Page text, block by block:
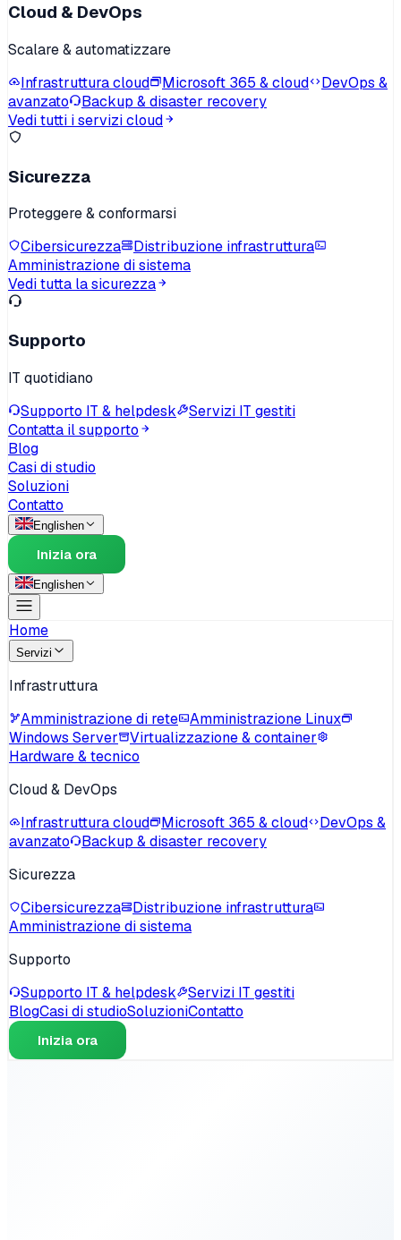
Cloud & DevOps
Scalare & automatizzare
Infrastruttura cloud
Microsoft 365 & cloud
DevOps &
avanzato
Backup & disaster recovery
Vedi tutti i servizi cloud
Sicurezza
Proteggere & conformarsi
Cibersicurezza
Distribuzione infrastruttura
Amministrazione di sistema
Vedi tutta la sicurezza
Supporto
IT quotidiano
Supporto IT & helpdesk
Servizi IT gestiti
Contatta il supporto
Blog
Casi di studio
Soluzioni
Contatto
Englishen
Inizia ora
Englishen
Home
Servizi
Infrastruttura
Amministrazione di rete
Amministrazione Linux
Windows Server
Virtualizzazione & container
Hardware & tecnico
Cloud & DevOps
Infrastruttura cloud
Microsoft 365 & cloud
DevOps &
avanzato
Backup & disaster recovery
Sicurezza
Cibersicurezza
Distribuzione infrastruttura
Amministrazione di sistema
Supporto
Supporto IT & helpdesk
Servizi IT gestiti
BlogCasi di studioSoluzioniContatto
Inizia ora